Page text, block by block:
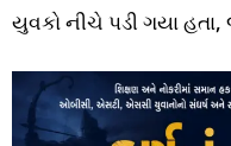
યુવકો નીચે પડી ગયા હતા,